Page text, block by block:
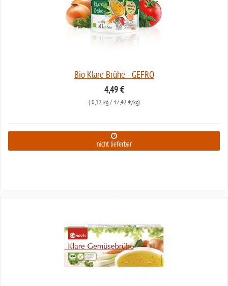
Bio Klare Brühe - GEFRO
4,49 €
( 0,12 kg/ 37,42 €/kg)
nicht lieferbar